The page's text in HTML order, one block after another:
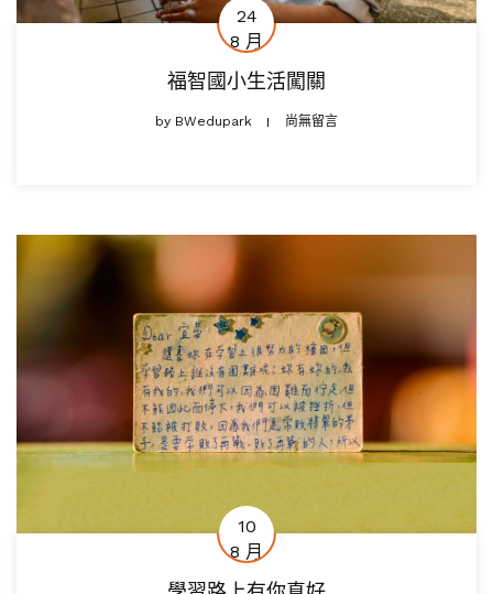
24
8 月
福智國小生活闖關
by BWedupark 尚無留言
10
8 月